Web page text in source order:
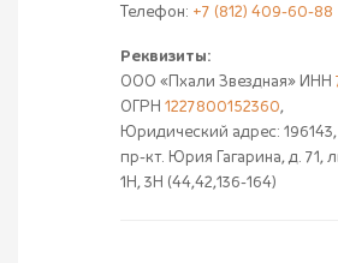
Телефон: +7 (812) 409-60-88
Реквизиты:
ООО «Пхали Звездная» ИНН
ОГРН 1227800152360,
Юридический адрес:
пр-кт. Юрия Гагарина, д. 71,
1Н, 3Н (44,42,136-164)